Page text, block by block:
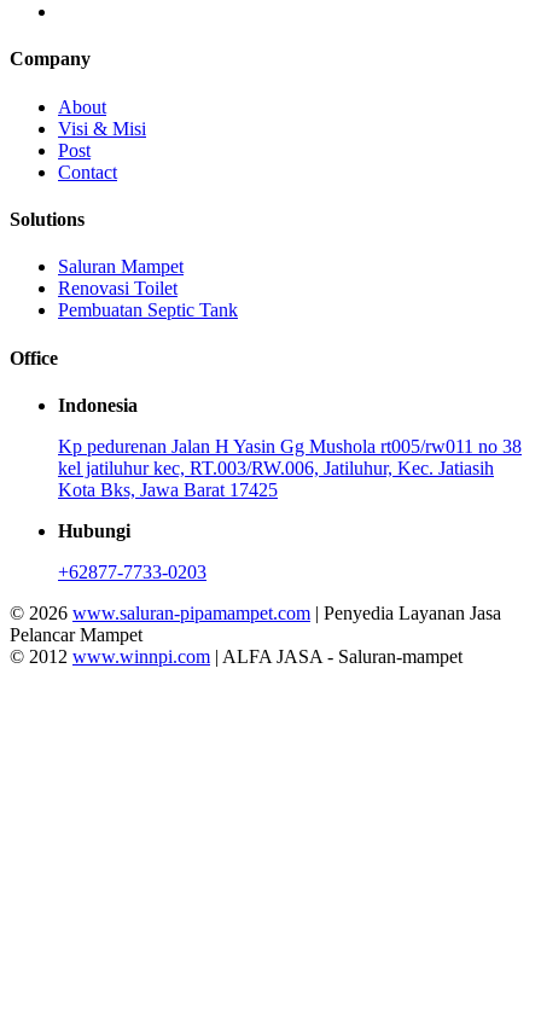
Company
About
Visi & Misi
Post
Contact
Solutions
Saluran Mampet
Renovasi Toilet
Pembuatan Septic Tank
Office
Indonesia
Kp pedurenan Jalan H Yasin Gg Mushola rt005/rw011 no 38
kel jatiluhur kec, RT.003/RW.006, Jatiluhur, Kec. Jatiasih
Kota Bks, Jawa Barat 17425
Hubungi
+62877-7733-0203
© 2026 www.saluran-pipamampet.com | Penyedia Layanan Jasa
Pelancar Mampet
© 2012 www.winnpi.com | ALFA JASA - Saluran-mampet